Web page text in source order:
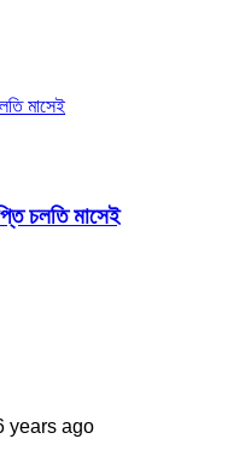
চলতি মাসেই
years ago